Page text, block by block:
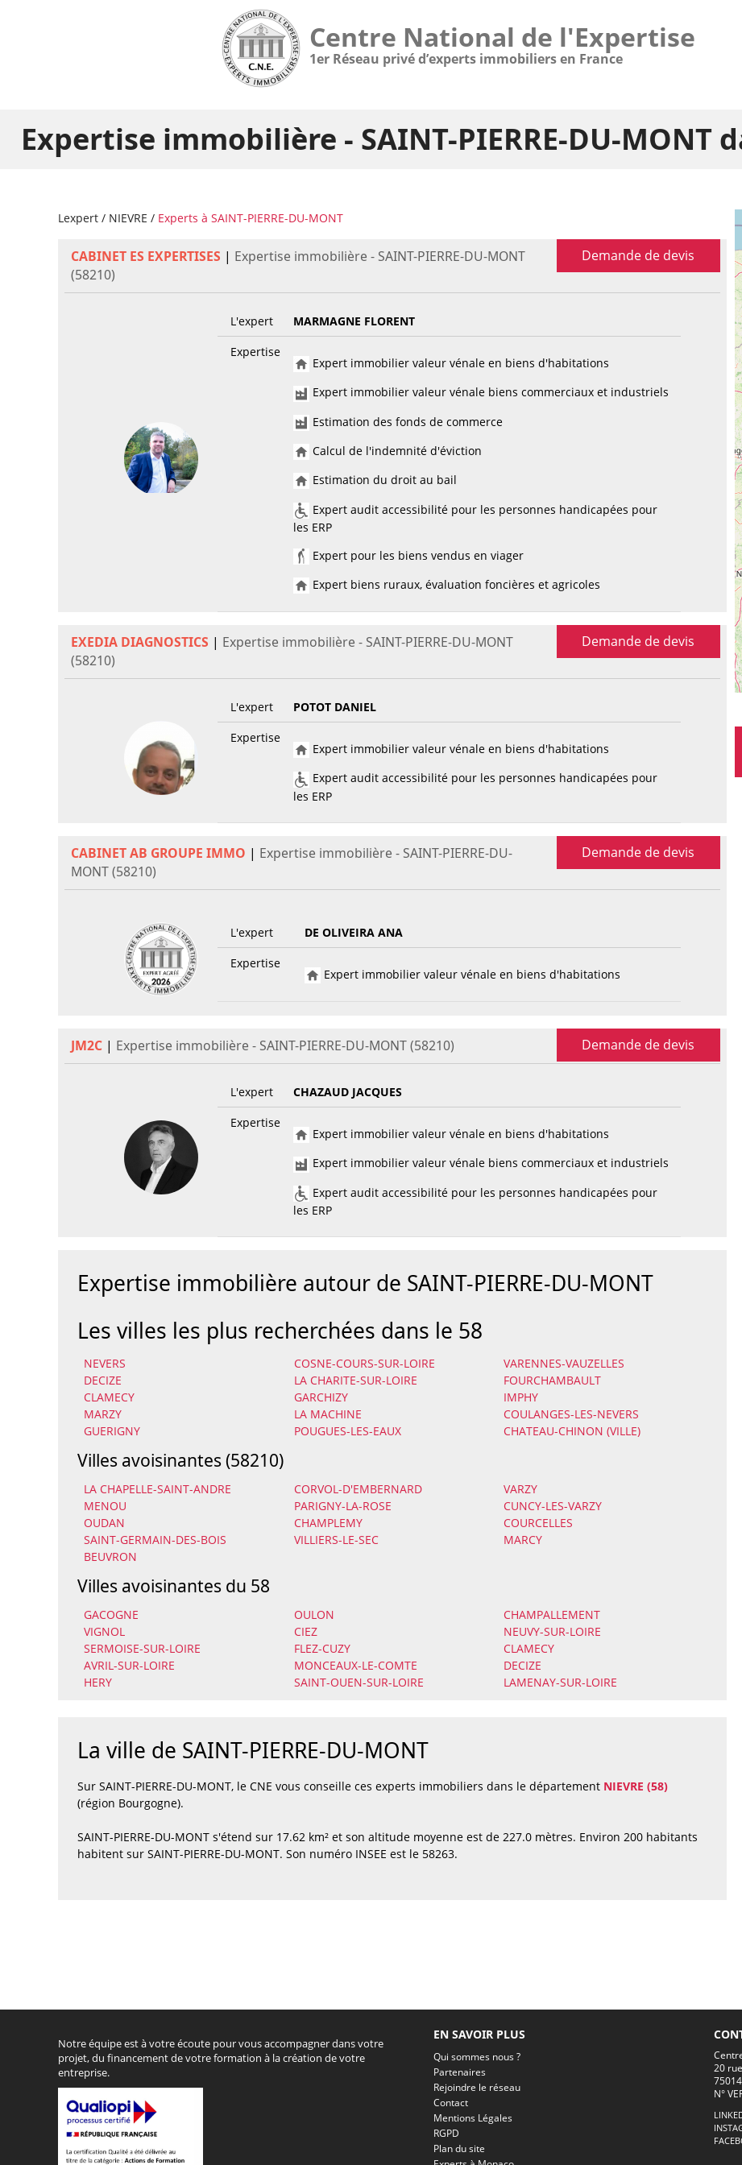
Centre National de l'Expertise
1er Réseau privé d’experts immobiliers en France
Expertise immobilière - SAINT-PIERRE-DU-MONT
Lexpert / NIEVRE / Experts à SAINT-PIERRE-DU-MONT
CABINET ES EXPERTISES | Expertise immobilière - SAINT-PIERRE-DU-MONT
(58210)
Demande de devis
L'expert
MARMAGNE FLORENT
Expertise
Expert immobilier valeur vénale en biens d'habitations
Expert immobilier valeur vénale biens commerciaux et industriels
Estimation des fonds de commerce
Calcul de l'indemnité d'éviction
Estimation du droit au bail
Expert audit accessibilité pour les personnes handicapées pour
les ERP
Expert pour les biens vendus en viager
Expert biens ruraux, évaluation foncières et agricoles
EXEDIA DIAGNOSTICS | Expertise immobilière - SAINT-PIERRE-DU-MONT
(58210)
Demande de devis
L'expert
POTOT DANIEL
Expertise
Expert immobilier valeur vénale en biens d'habitations
Expert audit accessibilité pour les personnes handicapées pour
les ERP
CABINET AB GROUPE IMMO | Expertise immobilière - SAINT-PIERRE-DU-
MONT (58210)
Demande de devis
L'expert
DE OLIVEIRA ANA
Expertise
Expert immobilier valeur vénale en biens d'habitations
JM2C | Expertise immobilière - SAINT-PIERRE-DU-MONT (58210) Demande de devis
L'expert
CHAZAUD JACQUES
Expertise
Expert immobilier valeur vénale en biens d'habitations
Expert immobilier valeur vénale biens commerciaux et industriels
Expert audit accessibilité pour les personnes handicapées pour
les ERP
Expertise immobilière autour de SAINT-PIERRE-DU-MONT
Les villes les plus recherchées dans le 58
NEVERS COSNE-COURS-SUR-LOIRE
VARENNES-VAUZELLES
DECIZE
LA CHARITE-SUR-LOIRE
FOURCHAMBAULT
CLAMECY
GARCHIZY
IMPHY
MARZY
LA MACHINE
COULANGES-LES-NEVERS
GUERIGNY
POUGUES-LES-EAUX CHATEAU-CHINON (VILLE)
Villes avoisinantes (58210)
LA CHAPELLE-SAINT-ANDRE CORVOL-D'EMBERNARD
VARZY
MENOU
PARIGNY-LA-ROSE
CUNCY-LES-VARZY
OUDAN
CHAMPLEMY
COURCELLES
SAINT-GERMAIN-DES-BOIS
VILLIERS-LE-SEC
MARCY
BEUVRON
Villes avoisinantes du 58
GACOGNE OULON
CHAMPALLEMENT
VIGNOL
CIEZ
NEUVY-SUR-LOIRE
SERMOISE-SUR-LOIRE
FLEZ-CUZY
CLAMECY
AVRIL-SUR-LOIRE
MONCEAUX-LE-COMTE
DECIZE
HERY
SAINT-OUEN-SUR-LOIRE LAMENAY-SUR-LOIRE
La ville de SAINT-PIERRE-DU-MONT
Sur SAINT-PIERRE-DU-MONT, le CNE vous conseille ces experts immobiliers dans le département NIEVRE (58)
(région Bourgogne).
SAINT-PIERRE-DU-MONT s'étend sur 17.62 km² et son altitude moyenne est de 227.0 mètres. Environ 200 habitants
habitent sur SAINT-PIERRE-DU-MONT. Son numéro INSEE est le 58263.
Notre équipe est à votre écoute pour vous accompagner dans votre
projet, du financement de votre formation à la création de votre
entreprise.
EN SAVOIR PLUS
Qui sommes nous ?
Partenaires
Rejoindre le réseau
Contact
Mentions Légales
RGPD
Plan du site
20
N°